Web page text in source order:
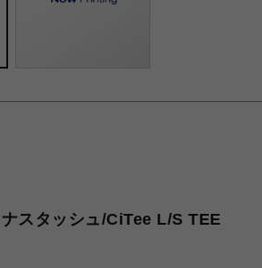
スタッシュ/CiTee L/S TEE